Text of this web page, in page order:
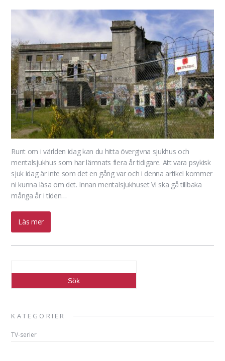
Runt om i världen idag kan du hitta övergivna sjukhus och
mentalsjukhus som har lämnats flera år tidigare. Att vara psykisk
sjuk idag är inte som det en gång var och i denna artikel kommer
ni kunna läsa om det. Innan mentalsjukhuset Vi ska gå tillbaka
många år i tiden…
Läs mer
KATEGORIER
TV-serier